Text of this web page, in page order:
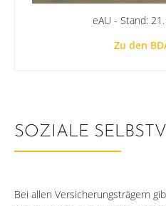
eAU - Stand:
Zu den
SOZIALE
Bei allen Versicherungsträgern